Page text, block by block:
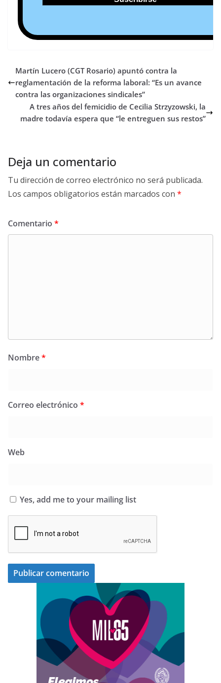
Martín Lucero (CGT Rosario) apuntó contra la
reglamentación de la reforma laboral: “Es un avance
contra las organizaciones sindicales”
A tres años del femicidio de Cecilia Strzyzowski, la
madre todavía espera que “le entreguen sus restos”
Deja un comentario
Tu dirección de correo electrónico no será publicada.
Los campos obligatorios están marcados con *
Comentario *
Nombre*
Correo electrónico *
Web
Yes, add me to your mailing list